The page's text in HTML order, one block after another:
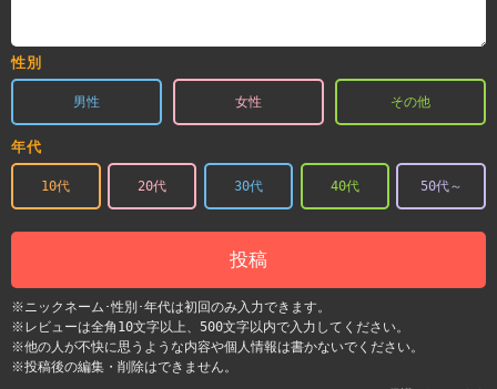
性別
男性 女性 その他
年代
10代 20代 30代 40代 50代～
投稿
※ニックネーム･性別･年代は初回のみ入力できます。
※レビューは全角10文字以上、500文字以内で入力してください。
※他の人が不快に思うような内容や個人情報は書かないでください。
※投稿後の編集・削除はできません。